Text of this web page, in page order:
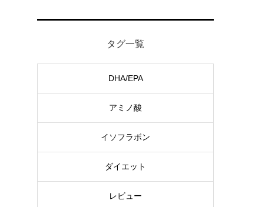
タグ一覧
DHA/EPA
アミノ酸
イソフラボン
ダイエット
レビュー